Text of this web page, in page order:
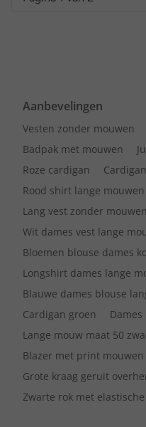
Aanbevelingen
Vesten zonder mouwen
Badpak met mouwen
Roze cardigan
Rood shirt lange
Lang vest zonder
Wit dames vest lange
Bloemen blouse dames
Longshirt dames lange
Blauwe dames blouse
Cardigan groen
Lange mouw maat 50
Blazer met print mouwen
Grote kraag geruit
Zwarte rok met